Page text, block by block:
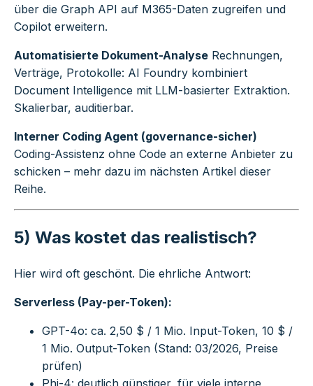
über die Graph API auf M365-Daten zugreifen und
Copilot erweitern.
Automatisierte Dokument-Analyse Rechnungen,
Verträge, Protokolle: AI Foundry kombiniert
Document Intelligence mit LLM-basierter Extraktion.
Skalierbar, auditierbar.
Interner Coding Agent (governance-sicher)
Coding-Assistenz ohne Code an externe Anbieter zu
schicken – mehr dazu im nächsten Artikel dieser
Reihe.
5) Was kostet das realistisch?
Hier wird oft geschönt. Die ehrliche Antwort:
Serverless (Pay-per-Token):
GPT-4o: ca. 2,50 $ / 1 Mio. Input-Token, 10 $ /
1 Mio. Output-Token (Stand: 03/2026, Preise
prüfen)
Phi-4: deutlich günstiger, für viele interne